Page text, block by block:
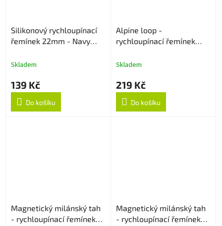
Silikonový rychloupínací
řemínek 22mm - Navy
Skladem
139 Kč
Do košíku
Alpine loop -
rychloupínací řemínek
Skladem
219 Kč
Do košíku
Magnetický milánský tah
- rychloupínací řemínek
Magnetický milánský tah
- rychloupínací řemínek